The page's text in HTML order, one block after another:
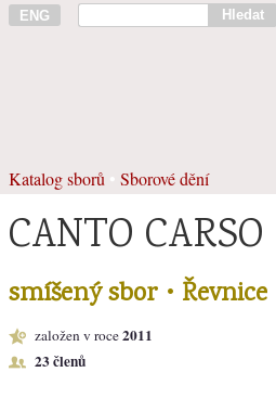
ENG Hledat
Katalog sborů Sborové dění
CANTO CARSO
smíšený sbor • Řevnice
založen v roce2011
23 členů